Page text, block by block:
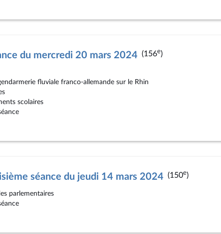
du mercredi 20 mars 2024 (156e)
fluviale franco-allemande sur le Rhin
scolaires
séance du jeudi 14 mars 2024 (150e)
parlementaires